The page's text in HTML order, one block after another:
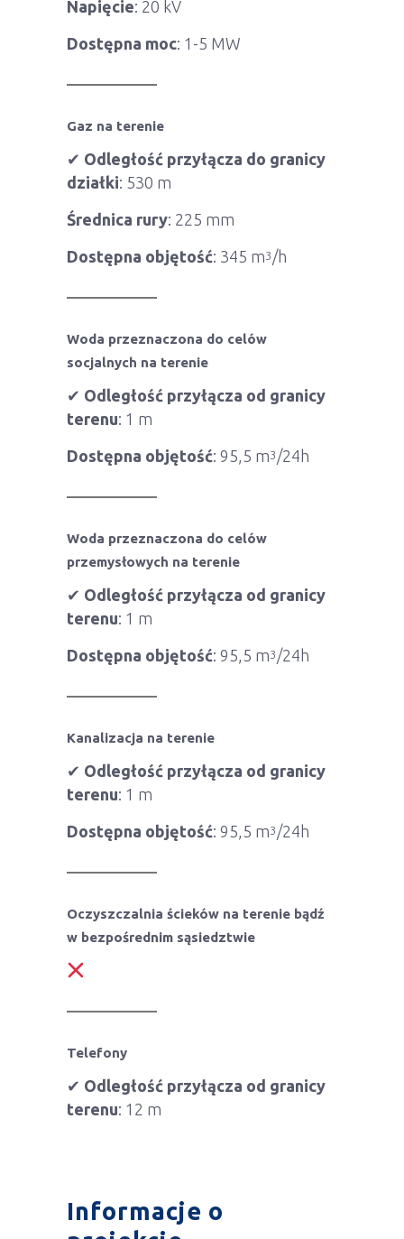
Napięcie: 20 kV
Dostępna moc: 1-5 MW
Gaz na terenie
✔ Odległość przyłącza do granicy
działki: 530 m
Średnica rury: 225 mm
Dostępna objętość: 345 m3/h
Woda przeznaczona do celów
socjalnych na terenie
✔ Odległość przyłącza od granicy
terenu: 1 m
Dostępna objętość: 95,5 m3/24h
Woda przeznaczona do celów
przemysłowych na terenie
✔ Odległość przyłącza od granicy
terenu: 1 m
Dostępna objętość: 95,5 m3/24h
Kanalizacja na terenie
✔ Odległość przyłącza od granicy
terenu: 1 m
Dostępna objętość: 95,5 m3/24h
Oczyszczalnia ścieków na terenie bądź
w bezpośrednim sąsiedztwie
Telefony
✔ Odległość przyłącza od granicy
terenu: 12 m
Informacje o